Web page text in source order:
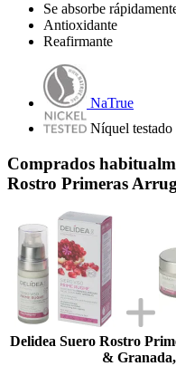
Se absorbe
Antioxidante
Reafirmante
NaTrue
Níquel testado
Comprados
Rostro Primeras
Delidea Suero Rostro
&